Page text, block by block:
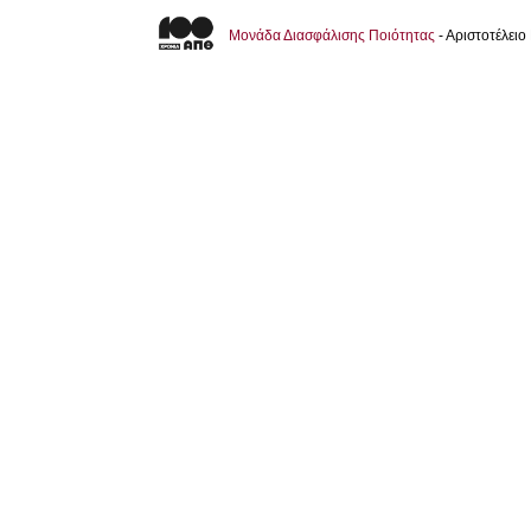
Μονάδα Διασφάλισης Ποιότητας -